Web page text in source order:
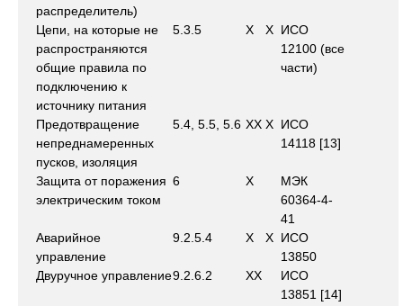
распределитель)
Цепи, на которые не
распространяются
общие правила по
подключению к
источнику питания
5.3.5 X X ИСО
12100 (все
части)
Предотвращение
непреднамеренных
пусков, изоляция
5.4, 5.5, 5.6 XX X ИСО
14118 [13]
Защита от поражения
электрическим током
6 X
МЭК
60364-4-
41
Аварийное
управление
9.2.5.4 X X ИСО
13850
Двуручное управление9.2.6.2 XX
ИСО
13851 [14]